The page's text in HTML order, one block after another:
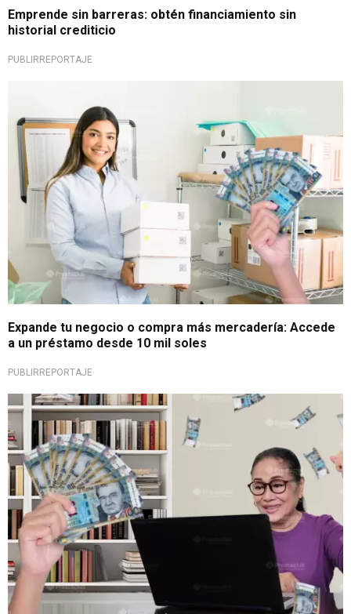
Emprende sin barreras: obtén financiamiento sin
historial crediticio
PUBLIRREPORTAJE
Expande tu negocio o compra más mercadería: Accede
a un préstamo desde 10 mil soles
PUBLIRREPORTAJE
¡Oportunidad financiera!